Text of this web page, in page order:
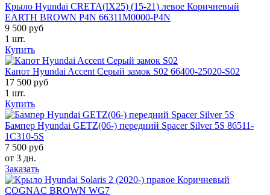
Крыло Hyundai CRETA(IX25) (15-21) левое Коричневый
EARTH BROWN P4N 66311M0000-P4N
9 500 руб
1 шт.
Купить
Капот Hyundai Accent Серый замок S02 66400-25020-S02
17 500 руб
1 шт.
Купить
Бампер Hyundai GETZ(06-) передний Spacer Silver 5S 86511-
1C310-5S
7 500 руб
от 3 дн.
Заказать